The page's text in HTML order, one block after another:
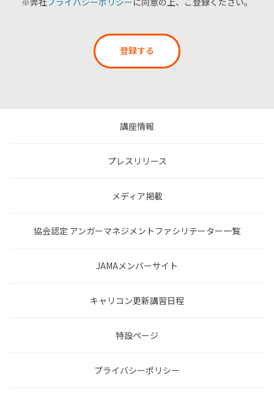
登録する
講座情報
プレスリリース
メディア掲載
協会認定 アンガーマネジメントファシリテーター一覧
JAMAメンバーサイト
キャリコン更新講習日程
特設ページ
プライバシーポリシー